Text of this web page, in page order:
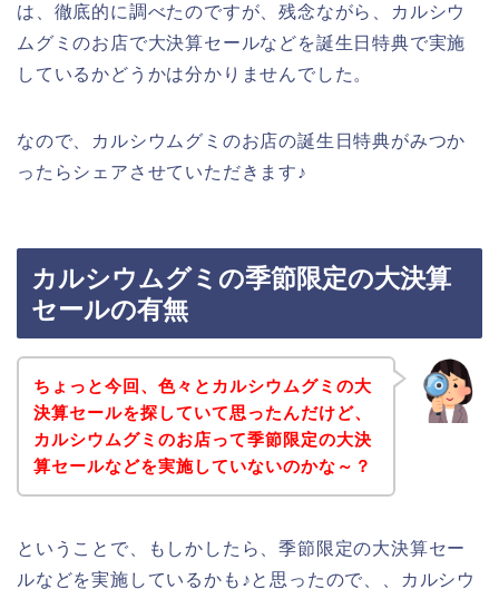
は、徹底的に調べたのですが、残念ながら、カルシウ
ムグミのお店で大決算セールなどを誕生日特典で実施
しているかどうかは分かりませんでした。
なので、カルシウムグミのお店の誕生日特典がみつか
ったらシェアさせていただきます♪
カルシウムグミの季節限定の大決算
セールの有無
ちょっと今回、色々とカルシウムグミの大
決算セールを探していて思ったんだけど、
カルシウムグミのお店って季節限定の大決
算セールなどを実施していないのかな～？
ということで、もしかしたら、季節限定の大決算セー
ルなどを実施しているかも♪と思ったので、、カルシウ